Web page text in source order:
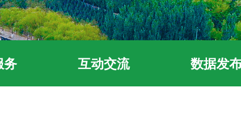
务 互动交流 数据发